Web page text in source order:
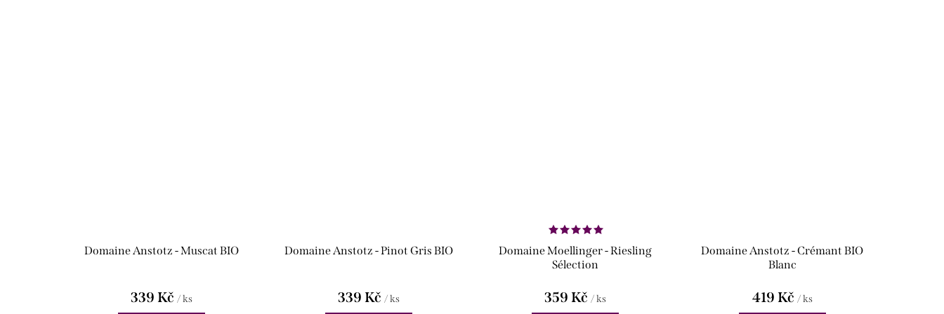
Domaine Anstotz - Muscat BIO
339 Kč / ks
Domaine Anstotz - Pinot Gris BIO
339 Kč / ks
Domaine Moellinger - Riesling
Sélection
359 Kč / ks
Domaine Anstotz - Crémant BIO
Blanc
419 Kč / ks